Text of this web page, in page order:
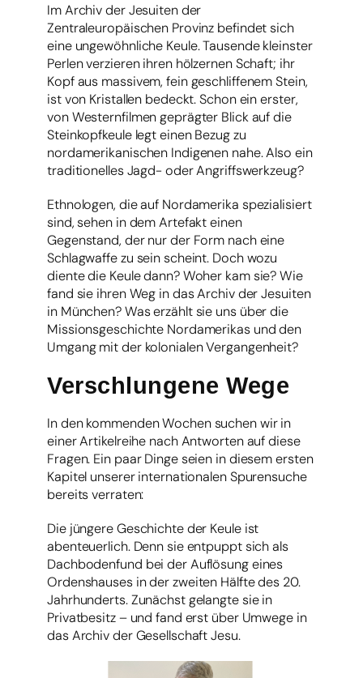
Im Archiv der Jesuiten der
Zentraleuropäischen Provinz befindet sich
eine ungewöhnliche Keule. Tausende kleinster
Perlen verzieren ihren hölzernen Schaft; ihr
Kopf aus massivem, fein geschliffenem Stein,
ist von Kristallen bedeckt. Schon ein erster,
von Westernfilmen geprägter Blick auf die
Steinkopfkeule legt einen Bezug zu
nordamerikanischen Indigenen nahe. Also ein
traditionelles Jagd- oder Angriffswerkzeug?
Ethnologen, die auf Nordamerika spezialisiert
sind, sehen in dem Artefakt einen
Gegenstand, der nur der Form nach eine
Schlagwaffe zu sein scheint. Doch wozu
diente die Keule dann? Woher kam sie? Wie
fand sie ihren Weg in das Archiv der Jesuiten
in München? Was erzählt sie uns über die
Missionsgeschichte Nordamerikas und den
Umgang mit der kolonialen Vergangenheit?
Verschlungene Wege
In den kommenden Wochen suchen wir in
einer Artikelreihe nach Antworten auf diese
Fragen. Ein paar Dinge seien in diesem ersten
Kapitel unserer internationalen Spurensuche
bereits verraten:
Die jüngere Geschichte der Keule ist
abenteuerlich. Denn sie entpuppt sich als
Dachbodenfund bei der Auflösung eines
Ordenshauses in der zweiten Hälfte des 20.
Jahrhunderts. Zunächst gelangte sie in
Privatbesitz – und fand erst über Umwege in
das Archiv der Gesellschaft Jesu.